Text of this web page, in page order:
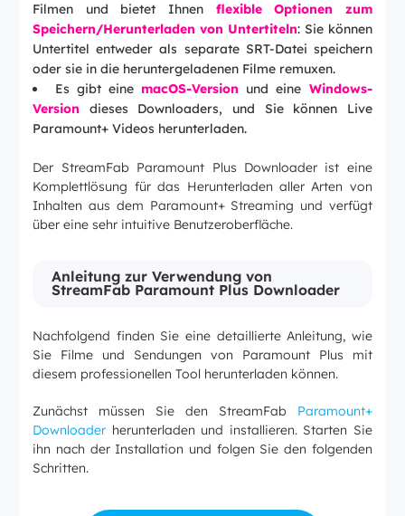
Filmen und bietet Ihnen flexible Optionen zum
Speichern/Herunterladen von Untertiteln: Sie können
Untertitel entweder als separate SRT-Datei speichern
oder sie in die heruntergeladenen Filme remuxen.
Es gibt eine macOS-Version und eine Windows-
Version dieses Downloaders, und Sie können Live
Paramount+ Videos herunterladen.
Der StreamFab Paramount Plus Downloader ist eine
Komplettlösung für das Herunterladen aller Arten von
Inhalten aus dem Paramount+ Streaming und verfügt
über eine sehr intuitive Benutzeroberfläche.
Anleitung zur Verwendung von
StreamFab Paramount Plus Downloader
Nachfolgend finden Sie eine detaillierte Anleitung, wie
Sie Filme und Sendungen von Paramount Plus mit
diesem professionellen Tool herunterladen können.
Zunächst müssen Sie den StreamFab Paramount+
Downloader herunterladen und installieren. Starten Sie
ihn nach der Installation und folgen Sie den folgenden
Schritten.